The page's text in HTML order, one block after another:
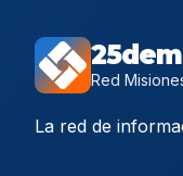
Red
La red de